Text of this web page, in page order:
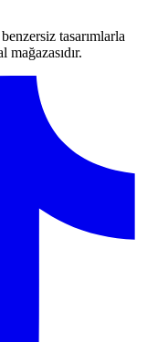
tasarımlarla